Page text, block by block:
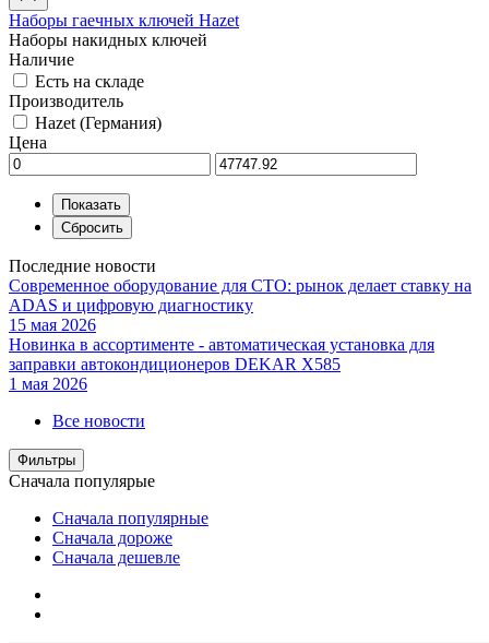
Наборы гаечных ключей Hazet
Наборы накидных ключей
Наличие
Есть на складе
Производитель
Hazet (Германия)
Цена
Последние новости
Современное оборудование для СТО: рынок делает ставку на
ADAS и цифровую диагностику
15 мая 2026
Новинка в ассортименте - автоматическая установка для
заправки автокондиционеров DEKAR X585
1 мая 2026
Все новости
Фильтры
Сначала популярые
Сначала популярные
Сначала дороже
Сначала дешевле